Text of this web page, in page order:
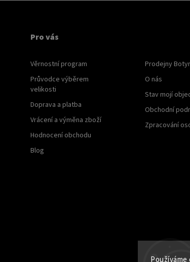
Pro vás
Věrnostní program
Průvodce výběrem
velikosti
Doprava a platba
Vrácení a výměna zboží
Hodnocení obchodu
Blog
Prodejny
O nás
Stav mojí
Obchodní
Zpracování